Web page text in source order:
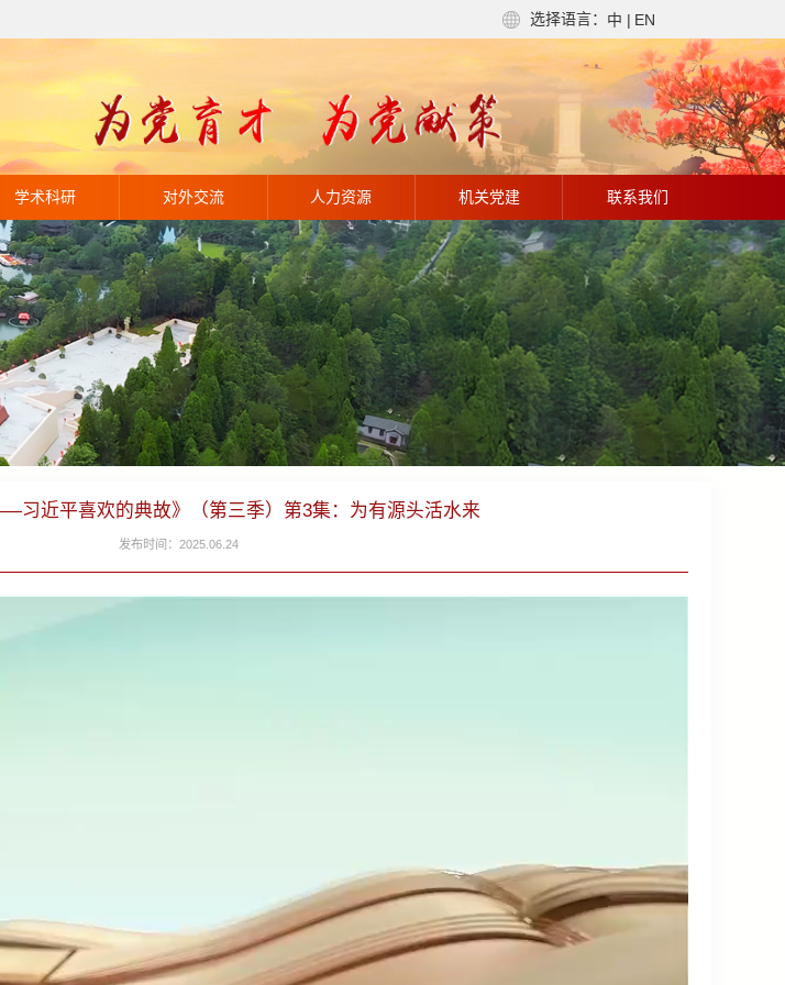
选择语言： 中 | EN
学术科研 对外交流 人力资源 机关党建 联系我们
习近平喜欢的典故》（第三季）第3集：为有源头活水来
发布时间：2025.06.24